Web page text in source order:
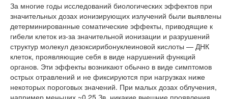
За многие годы исследований биологических эффектов при
значительных дозах ионизирующих излучений были выявлены
детерминированные соматические эффекты, приводящие к
гибели клеток из-за значительной ионизации и разрушений
структур молекул дезоксирибонуклеиновой кислоты — ДНК
клеток, проявляющие себя в виде нарушений функций
органов. Эти эффекты возникают обычно в виде симптомов
острых отравлений и не фиксируются при нагрузках ниже
некоторых пороговых значений. При малых дозах облучения,
например меньших ~0.25 Зв, никакие внешние проявления